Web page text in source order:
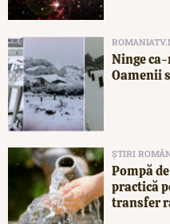
Ninge
Oamenii
ȘTIRI
Pompă
practică
transfer